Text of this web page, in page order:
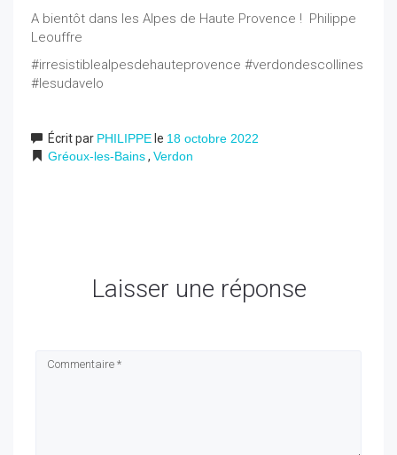
A bientôt dans les Alpes de Haute Provence ! Philippe
Leouffre
#irresistiblealpesdehauteprovence #verdondescollines
#lesudavelo
Écrit par PHILIPPE le 18 octobre 2022
Gréoux-les-Bains, Verdon
Laisser une réponse